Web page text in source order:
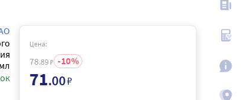
Цена:
78.89₽ 10
71.00₽